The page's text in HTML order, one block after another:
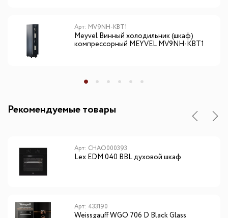
Арт: MV9NH-KBT1
Meyvel Винный холодильник (шкаф)
компрессорный MEYVEL MV9NH-KBT1
Рекомендуемые товары
Арт: CHAO000393
Lex EDM 040 BBL духовой шкаф
Арт: 433190
Weissgauff WGO 706 D Black Glass